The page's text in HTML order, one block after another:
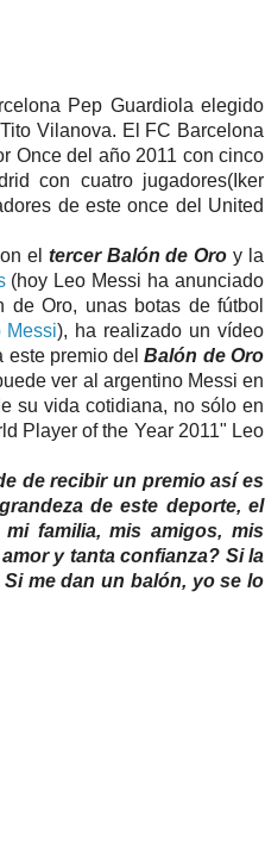
Pep Guardiola elegido
Vilanova. El FC Barcelona
Once del año 2011 con cinco
con cuatro jugadores(Iker
de este once del United
el tercer Balón de Oro y la
(hoy Leo Messi ha anunciado
Oro, unas botas de fútbol
Messi), ha realizado un vídeo
este premio delBalón de Oro
ver al argentino Messi en
su vida cotidiana, no sólo en
Player of the Year 2011" Leo
de recibir un premio así es
de este deporte, el
familia, mis amigos, mis
y tanta confianza? Si la
me dan un balón, yo se lo